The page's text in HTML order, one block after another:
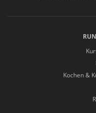
Kochen &